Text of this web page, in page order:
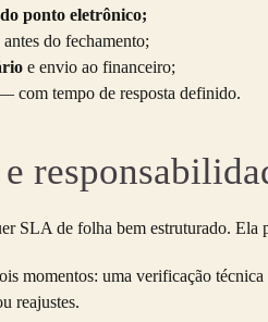
ponto eletrônico;
antes do fechamento;
e envio ao financeiro;
com tempo de resposta definido.
SLA de folha bem estruturado. Ela
momentos: uma verificação
reajustes.